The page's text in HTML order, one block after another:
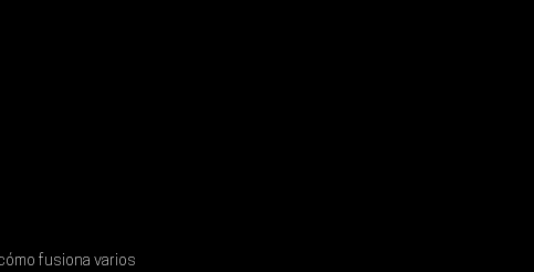
fusiona varios